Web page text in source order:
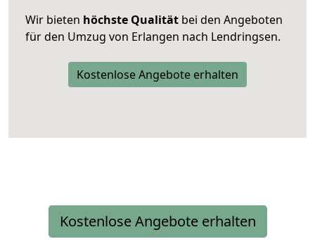
Wir bieten höchste Qualität bei den Angeboten
für den Umzug von Erlangen nach Lendringsen.
Kostenlose Angebote erhalten
Kostenlose Angebote erhalten